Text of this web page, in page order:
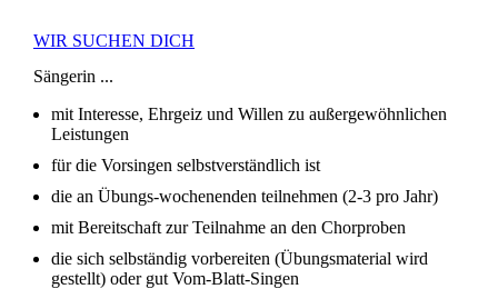
WIR SUCHEN DICH
Sängerin ...
mit Interesse, Ehrgeiz und Willen zu außergewöhnlichen
Leistungen
für die Vorsingen selbstverständlich ist
die an Übungs-wochenenden teilnehmen (2-3 pro Jahr)
mit Bereitschaft zur Teilnahme an den Chorproben
die sich selbständig vorbereiten (Übungsmaterial wird
gestellt) oder gut Vom-Blatt-Singen